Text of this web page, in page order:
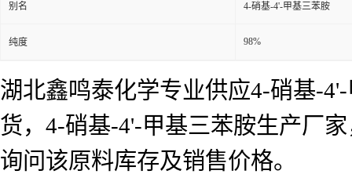
别名 4-硝基-4'-甲基三苯胺
纯度 98%
湖北鑫鸣泰化学专业供应4-硝基-
货，4-硝基-4'-甲基三苯胺生产厂
询问该原料库存及销售价格。